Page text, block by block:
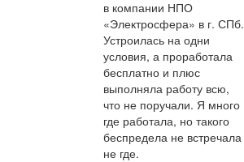
в компании НПО
«Электросфера» в г. СПб.
Устроилась на одни
условия, а проработала
бесплатно и плюс
выполняла работу всю,
что не поручали. Я много
где работала, но такого
беспредела не встречала
не где.